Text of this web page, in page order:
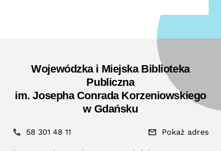
Wojewódzka i Miejska Biblioteka
Publiczna
im. Josepha Conrada Korzeniowskiego
w Gdańsku
58 301 48 11 Pokaż adres